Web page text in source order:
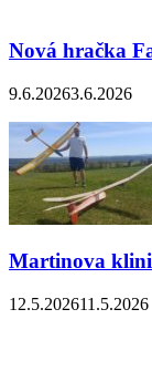
Nová hračka
9.6.20263.6.2026
Martinova
12.5.202611.5.2026